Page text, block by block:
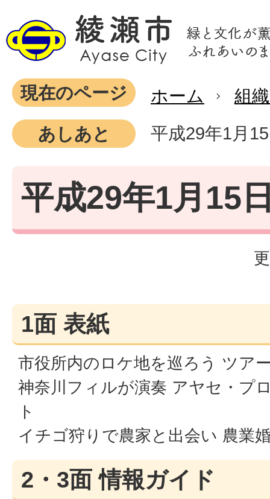
現在のページ ホーム
組
あしあと
平成29年1月
平成29年1月15
1面 表紙
市役所内のロケ地を巡ろう ツア
神奈川フィルが演奏 アヤセ・プ
ト
イチゴ狩りで農家と出会い 農業
2・3面 情報ガイド